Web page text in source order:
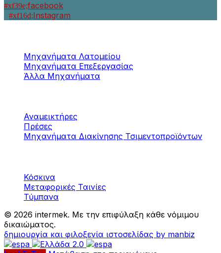
facebook
Instagram
Μηχανήματα Λατομείου
Μηχανήματα Επεξεργασίας
Άλλα Μηχανήματα
Αναμεικτήρες
Πρέσες
Μηχανήματα Διακίνησης Τσιμεντοπροϊόντων
Κόσκινα
Μεταφορικές Ταινίες
Τύμπανα
© 2026 intermek. Με την επιφύλαξη κάθε νόμιμου
δικαιώματος.
δημιουργία και φιλοξενία ιστοσελίδας by manbiz